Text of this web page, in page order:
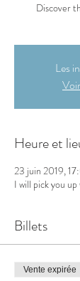
Discover
Les
Heure et
23 juin 2019,
I will pick you
Billets
Vente expirée